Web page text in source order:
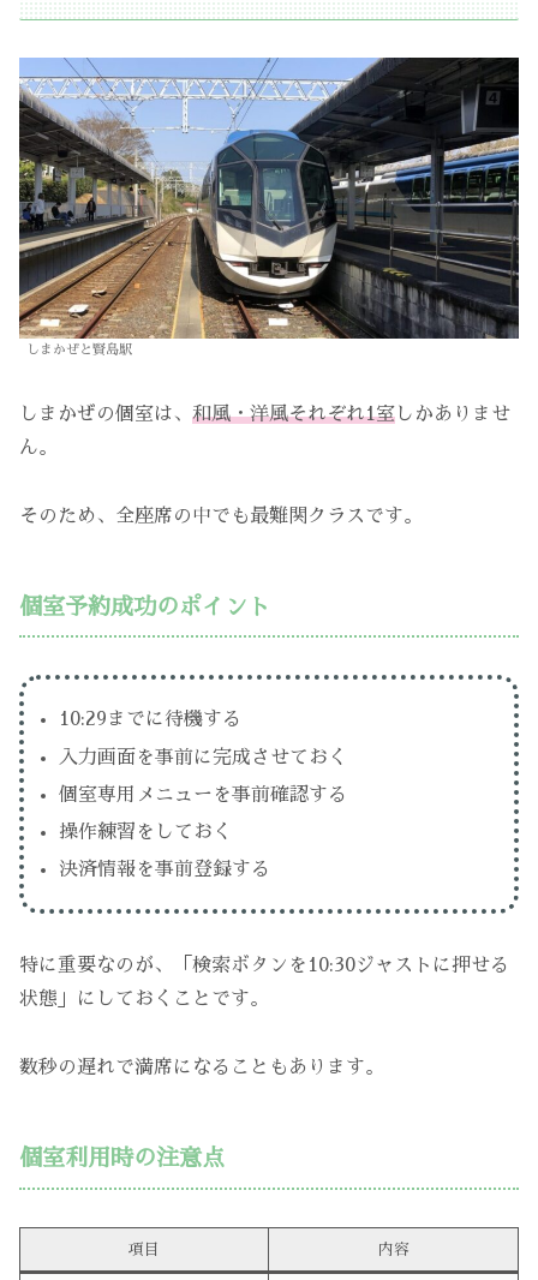
しまかぜと賢島駅
しまかぜの個室は、 和風・洋風それぞれ1室 しかありませ
ん。
そのため、全座席の中でも最難関クラスです。
個室予約成功のポイント
10:29までに待機する
入力画面を事前に完成させておく
個室専用メニューを事前確認する
操作練習をしておく
決済情報を事前登録する
特に重要なのが、「検索ボタンを10:30ジャストに押せる
状態」にしておくことです。
数秒の遅れで満席になることもあります。
個室利用時の注意点
項目 内容